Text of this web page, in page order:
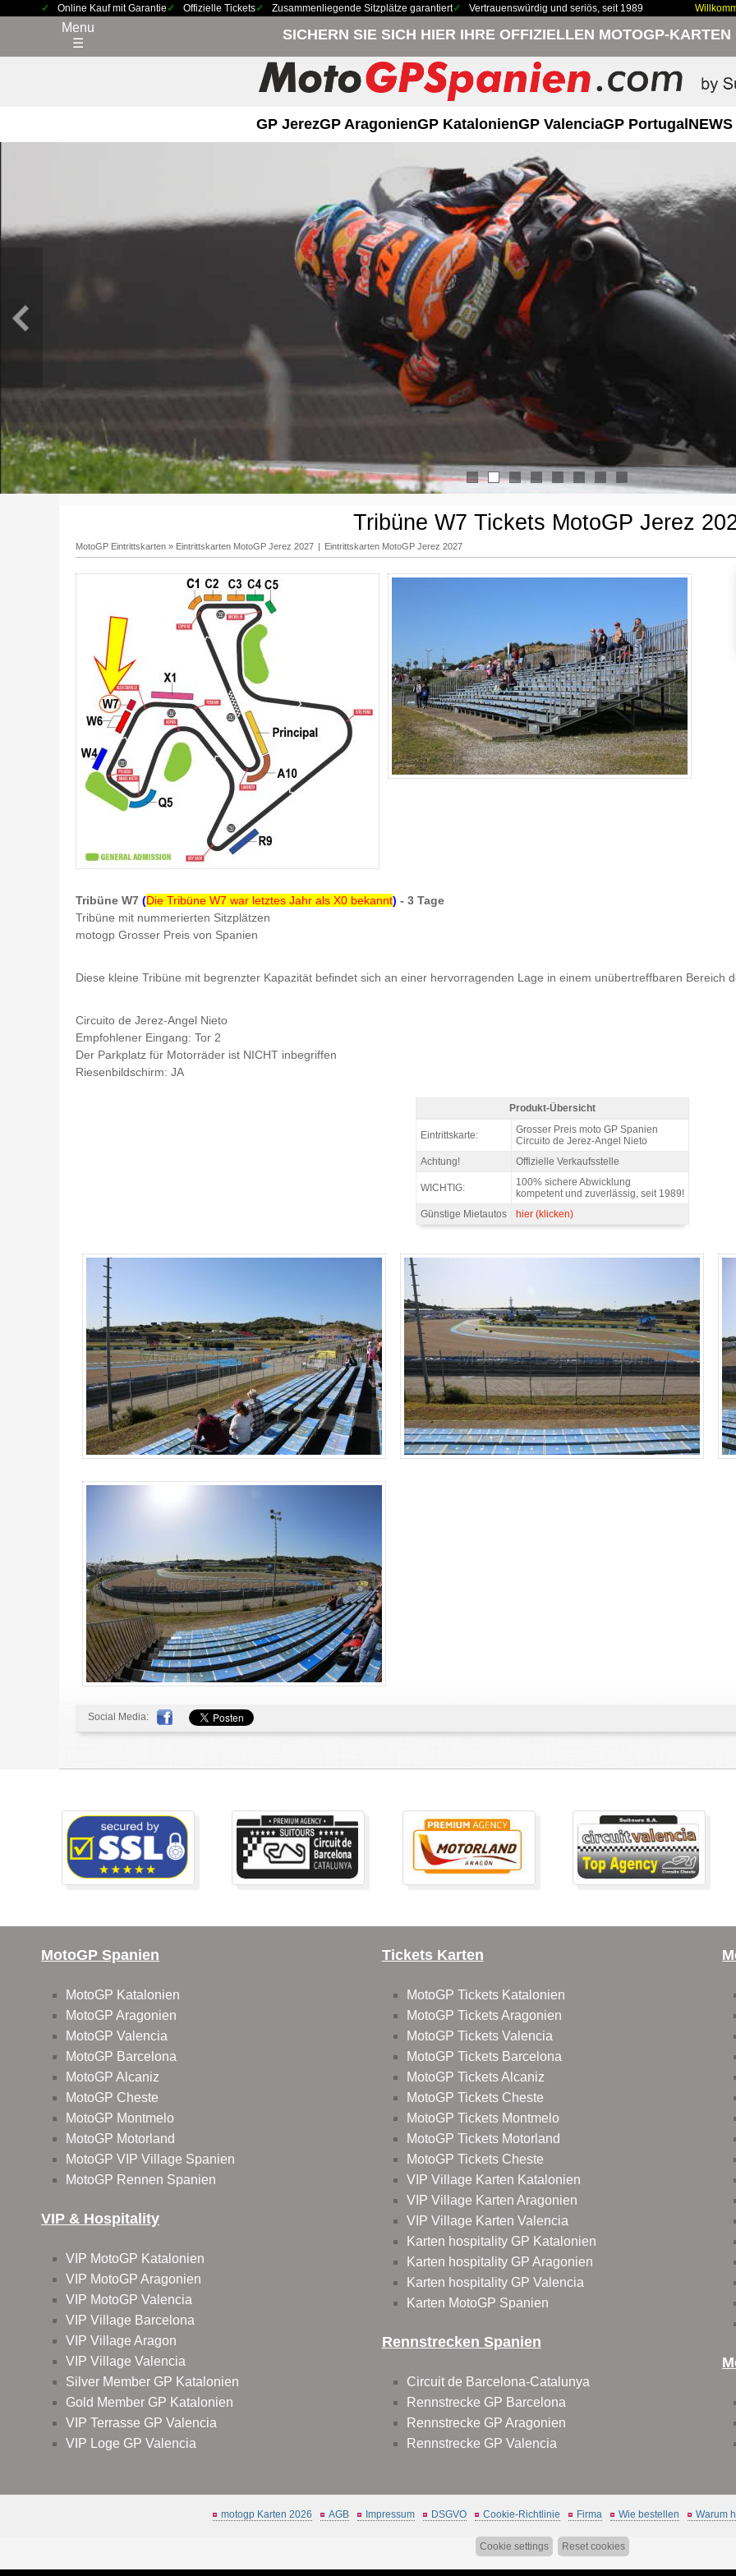
Online Kauf mit Garantie Offizielle Tickets Zusammenliegende Sitzplätze garantiert Vertrauenswürdig und seriös, seit 1989
Menu
☰
SICHERN SIE SICH HIER IHRE OFFIZIELLEN MOTOGP-KARTEN
GP JerezGP AragonienGP KatalonienGP ValenciaGP Portugal
1 3 4
Tribüne W7 Tickets MotoGP Jerez
MotoGP Eintrittskarten » Eintrittskarten MotoGP Jerez 2027 | Eintrittskarten MotoGP Jerez 2027
Tribüne W7 (Die Tribüne W7 war letztes Jahr als X0 bekannt) - 3 Tage
Tribüne mit nummerierten Sitzplätzen
motogp Grosser Preis von Spanien
Diese kleine Tribüne mit begrenzter Kapazität befindet sich an einer hervorragenden Lage in einem unübertreffbaren Bereich
Circuito de Jerez-Angel Nieto
Empfohlener Eingang: Tor 2
Der Parkplatz für Motorräder ist NICHT inbegriffen
Riesenbildschirm: JA
Tribüne W7 Tickets MotoGP Jerez 2026 - Produkt-Übersicht
Produkt-Übersicht
Eintrittskarte:
Grosser Preis moto GP Spanien
Circuito de Jerez-Angel Nieto
Achtung!
Offizielle Verkaufsstelle
WICHTIG:
100% sichere Abwicklung
kompetent und zuverlässig, seit 1989!
Günstige Mietautos
hier (klicken)
Social Media:
MotoGP Spanien
MotoGP Katalonien
MotoGP Aragonien
MotoGP Valencia
MotoGP Barcelona
MotoGP Alcaniz
MotoGP Cheste
MotoGP Montmelo
MotoGP Motorland
MotoGP VIP Village Spanien
MotoGP Rennen Spanien
VIP & Hospitality
VIP MotoGP Katalonien
VIP MotoGP Aragonien
VIP MotoGP Valencia
VIP Village Barcelona
VIP Village Aragon
VIP Village Valencia
Silver Member GP Katalonien
Gold Member GP Katalonien
VIP Terrasse GP Valencia
VIP Loge GP Valencia
Tickets Karten
MotoGP Tickets Katalonien
MotoGP Tickets Aragonien
MotoGP Tickets Valencia
MotoGP Tickets Barcelona
MotoGP Tickets Alcaniz
MotoGP Tickets Cheste
MotoGP Tickets Montmelo
MotoGP Tickets Motorland
MotoGP Tickets Cheste
VIP Village Karten Katalonien
VIP Village Karten Aragonien
VIP Village Karten Valencia
Karten hospitality GP Katalonien
Karten hospitality GP Aragonien
Karten hospitality GP Valencia
Karten MotoGP Spanien
Rennstrecken Spanien
Circuit de Barcelona-Catalunya
Rennstrecke GP Barcelona
Rennstrecke GP Aragonien
Rennstrecke GP Valencia
motogp Karten 2026 AGB Impressum DSGVO Cookie-Richtlinie Firma Wie bestellen Warum
Cookie settings Reset cookies